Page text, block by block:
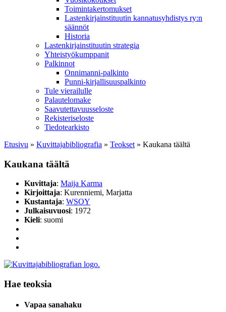
Toimintakertomukset
Lastenkirjainstituutin kannatusyhdistys ry:n
säännöt
Historia
Lastenkirjainstituutin strategia
Yhteistyökumppanit
Palkinnot
Onnimanni-palkinto
Punni-kirjallisuuspalkinto
Tule vierailulle
Palautelomake
Saavutettavuusseloste
Rekisteriseloste
Tiedotearkisto
Etusivu » Kuvittaja­bibliografia » Teokset » Kaukana täältä
Kaukana täältä
Kuvittaja: Maija Karma
Kirjoittaja: Kurenniemi, Marjatta
Kustantaja: WSOY
Julkaisuvuosi: 1972
Kieli: suomi
Hae teoksia
Vapaa sanahaku